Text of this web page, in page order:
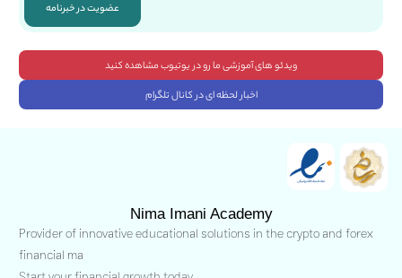
عضویت در خبرنامه
ویدئو های آموزشی ما رو در یوتیوب مشاهده کنید
اخبار لحظه ای در کانال تلگرام
Nima Imani Academy
Provider of innovative educational solutions in the crypto and forex
financial ma